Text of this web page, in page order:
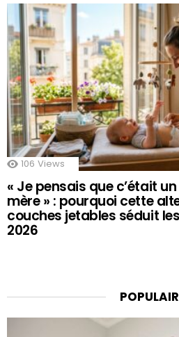
106 Views
« Je pensais que c’était
mère » : pourquoi cette
couches jetables séduit
2026